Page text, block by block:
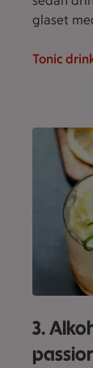
glaset
Tonic
3.